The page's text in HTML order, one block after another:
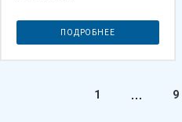
ПОДРОБНЕЕ
1 9